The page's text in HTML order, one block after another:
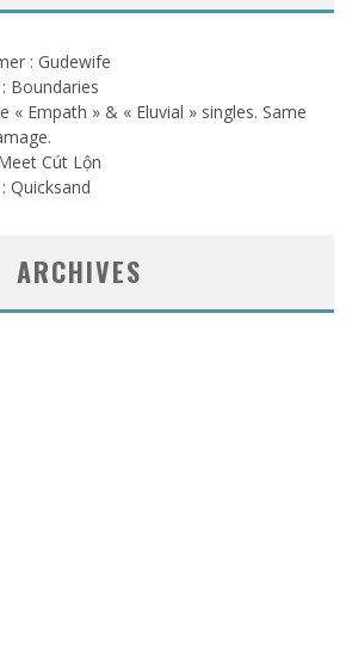
: Gudewife
Boundaries
« Empath » & « Eluvial » singles. Same
Cút Lộn
Quicksand
ARCHIVES